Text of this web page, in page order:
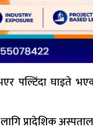
पल्टिंदा घाइते
प्रादेशिक